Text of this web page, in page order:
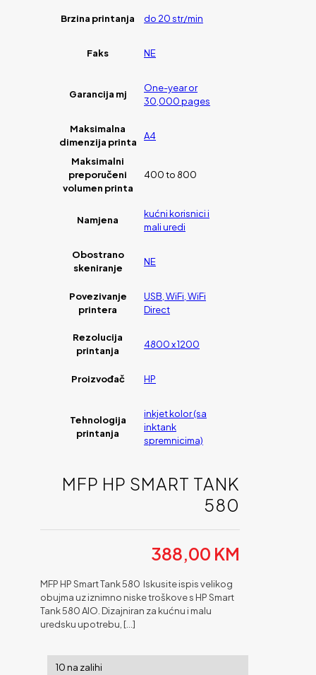
Brzina printanja do 20 str/min
Faks NE
Garancija mj
One-year or
30,000 pages
Maksimalna
dimenzija printa
A4
Maksimalni
preporučeni
volumen printa
400 to 800
Namjena
kućni korisnici i
mali uredi
Obostrano
skeniranje
NE
Povezivanje
printera
USB, WiFi, WiFi
Direct
Rezolucija
printanja
4800 x 1200
Proizvođač HP
Tehnologija
printanja
inkjet kolor (sa
inktank
spremnicima)
MFP HP SMART TANK
580
388,00 KM
MFP HP Smart Tank 580 Iskusite ispis velikog
obujma uz iznimno niske troškove s HP Smart
Tank 580 AIO. Dizajniran za kućnu i malu
uredsku upotrebu, […]
10 na zalihi